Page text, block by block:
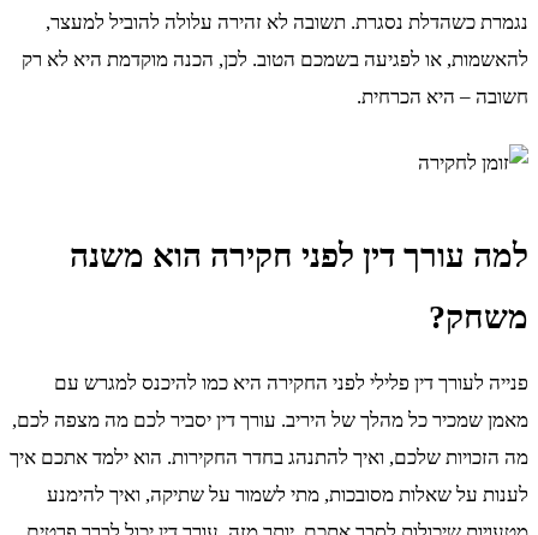
נגמרת כשהדלת נסגרת. תשובה לא זהירה עלולה להוביל למעצר,
להאשמות, או לפגיעה בשמכם הטוב. לכן, הכנה מוקדמת היא לא רק
חשובה – היא הכרחית.
למה עורך דין לפני חקירה הוא משנה
משחק?
פנייה לעורך דין פלילי לפני החקירה היא כמו להיכנס למגרש עם
מאמן שמכיר כל מהלך של היריב. עורך דין יסביר לכם מה מצפה לכם,
מה הזכויות שלכם, ואיך להתנהג בחדר החקירות. הוא ילמד אתכם איך
לענות על שאלות מסובכות, מתי לשמור על שתיקה, ואיך להימנע